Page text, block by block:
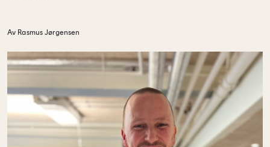
Av Rasmus Jørgensen